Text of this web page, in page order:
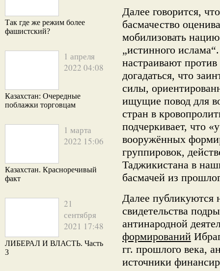
Так где же режим более
фашистский?
1 апреля
2022 04:08
Казахстан: Очередные
поблажки торговцам
1 марта
2022 15:06
Казахстан. Красноречивый
факт
21
сентября
2021 17:48
ЛИБЕРАЛ И ВЛАСТЬ. Часть
3
Далее говорится,
басмачество
мобилизовать
„истинного
настраивают
догадаться, что
силы,
ищущие повод для
стран в
подчеркивает, что
вооружённых
группировок,
Таджикистана в
басмачей из
Далее публикуются
свидетельства
антинародной
формирований
гг. прошлого века,
источники